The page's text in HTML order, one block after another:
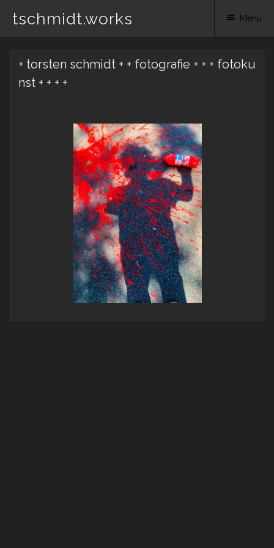
tschmidt.works Menu
content
+ torsten schmidt + + fotografie + + + fotoku
nst + + + +